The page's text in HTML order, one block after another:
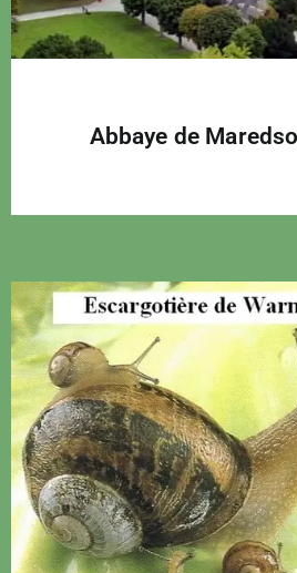
Abbaye de